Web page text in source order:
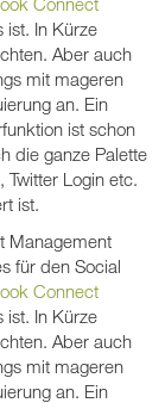
ist. In Kürze
Aber auch
mit mageren
an. Ein
ist schon
die ganze Palette
Login etc.
ist.
Management
für den Social
Connect
ist. In Kürze
Aber auch
mit mageren
an. Ein